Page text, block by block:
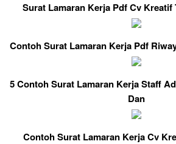
Surat Lamaran Kerja Pdf Cv Kreatif
Contoh Surat Lamaran Kerja Pdf
5 Contoh Surat Lamaran Kerja Staff
Dan
Contoh Surat Lamaran Kerja Cv